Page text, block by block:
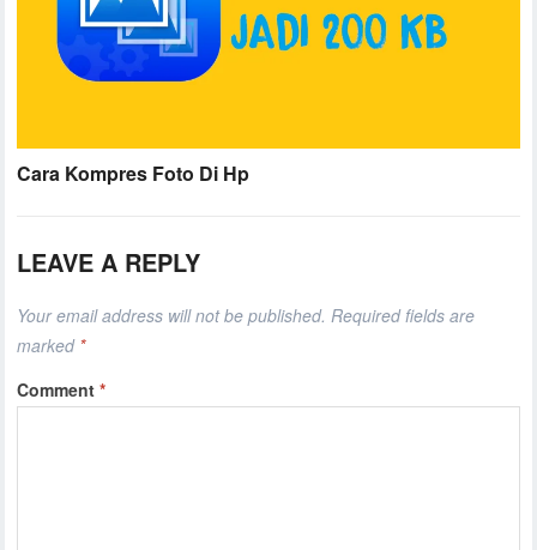
Cara Kompres Foto Di Hp
LEAVE A REPLY
Your email address will not be published. Required fields are
marked *
Comment*